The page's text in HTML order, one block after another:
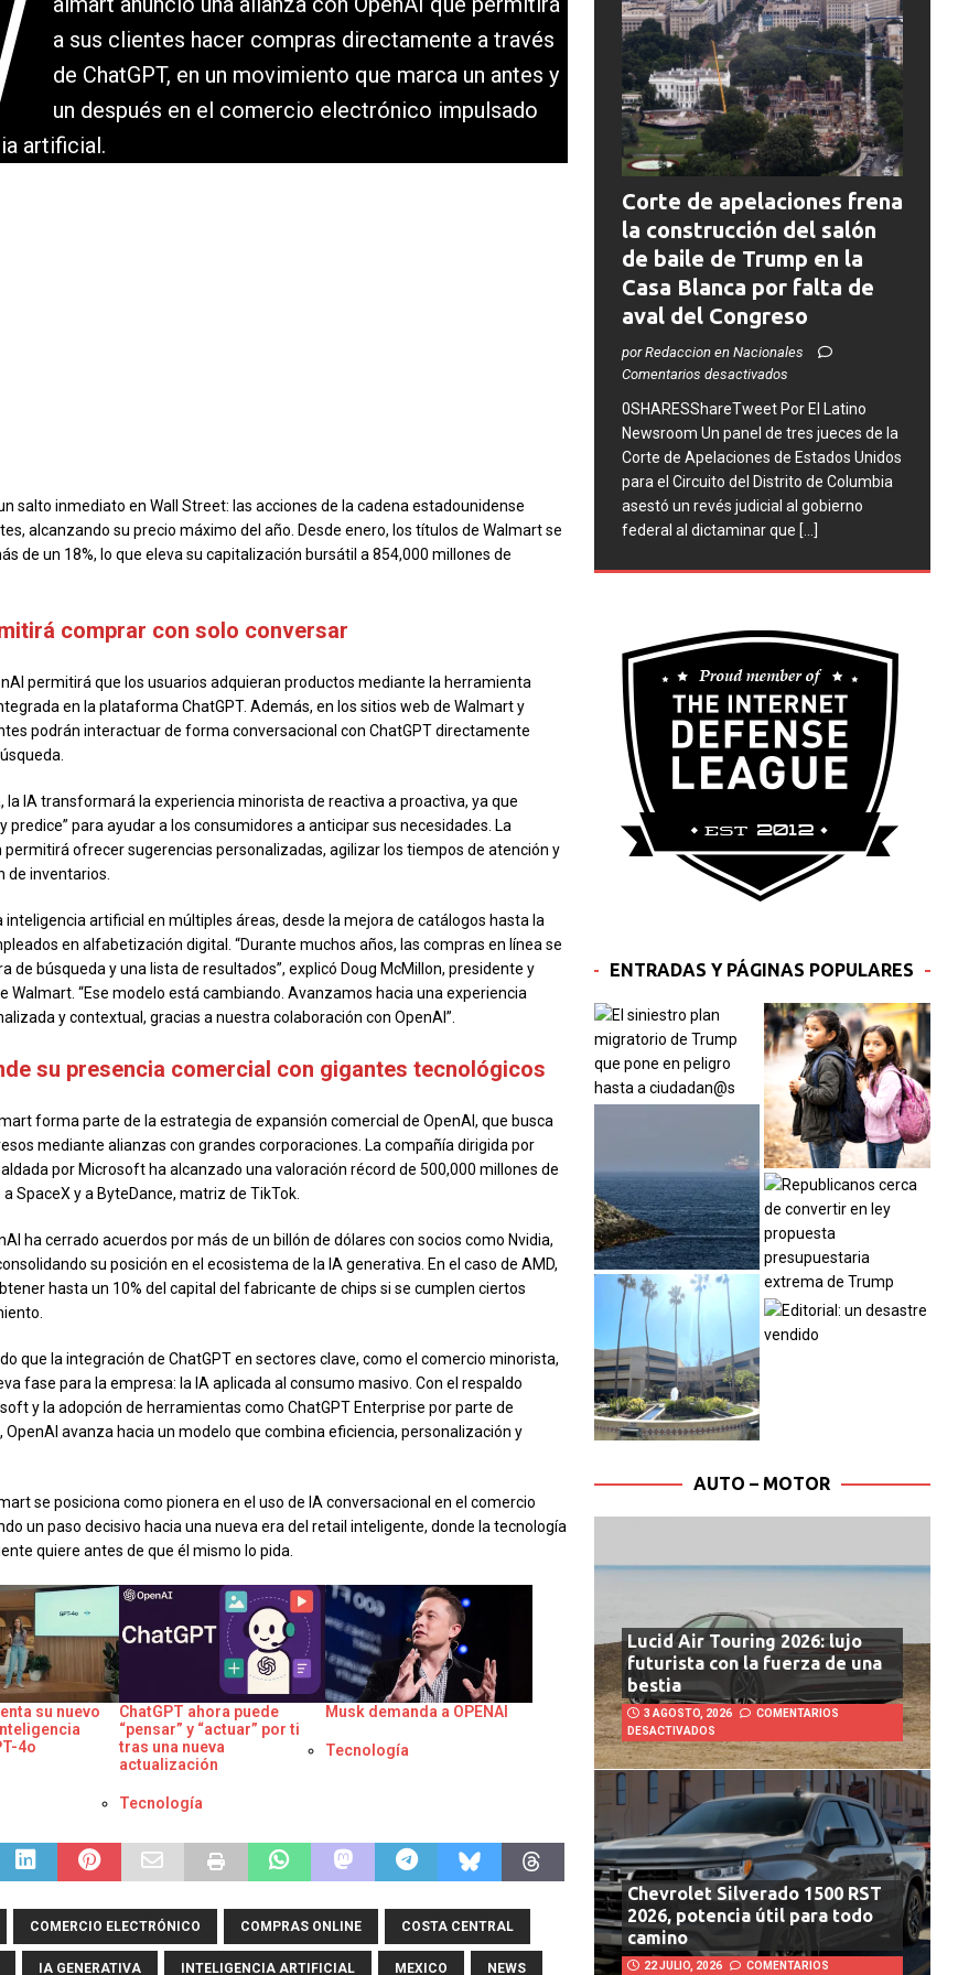
a sus clientes hacer compras directamente a través
de ChatGPT, en un movimiento que marca un antes y
un después en el comercio electrónico impulsado
artificial.
salto inmediato en Wall Street: las acciones de la cadena estadounidense
alcanzando su precio máximo del año. Desde enero, los títulos de Walmart se
de un 18%, lo que eleva su capitalización bursátil a 854,000 millones de
comprar con solo conversar
permitirá que los usuarios adquieran productos mediante la herramienta
en la plataforma ChatGPT. Además, en los sitios web de Walmart y
podrán interactuar de forma conversacional con ChatGPT directamente
la IA transformará la experiencia minorista de reactiva a proactiva, ya que
predice” para ayudar a los consumidores a anticipar sus necesidades. La
ofrecer sugerencias personalizadas, agilizar los tiempos de atención y
de inventarios.
inteligencia artificial en múltiples áreas, desde la mejora de catálogos hasta la
en alfabetización digital. “Durante muchos años, las compras en línea se
de búsqueda y una lista de resultados”, explicó Doug McMillon, presidente y
Walmart. “Ese modelo está cambiando. Avanzamos hacia una experiencia
y contextual, gracias a nuestra colaboración con OpenAI”.
su presencia comercial con gigantes tecnológicos
forma parte de la estrategia de expansión comercial de OpenAI, que busca
mediante alianzas con grandes corporaciones. La compañía dirigida por
por Microsoft ha alcanzado una valoración récord de 500,000 millones de
SpaceX y a ByteDance, matriz de TikTok.
ha cerrado acuerdos por más de un billón de dólares con socios como Nvidia,
su posición en el ecosistema de la IA generativa. En el caso de AMD,
hasta un 10% del capital del fabricante de chips si se cumplen ciertos
que la integración de ChatGPT en sectores clave, como el comercio minorista,
fase para la empresa: la IA aplicada al consumo masivo. Con el respaldo
y la adopción de herramientas como ChatGPT Enterprise por parte de
OpenAI avanza hacia un modelo que combina eficiencia, personalización y
se posiciona como pionera en el uso de IA conversacional en el comercio
un paso decisivo hacia una nueva era del retail inteligente, donde la tecnología
quiere antes de que él mismo lo pida.
su nuevo
4o
ChatGPT ahora puede
“pensar” y “actuar” por ti
tras una nueva
actualización
Respecto a
Tecnología
Musk demanda a OPENAI
Respecto a
Tecnología
COMERCIO ELECTRÓNICO COMPRAS ONLINE COSTA CENTRAL
IA GENERATIVA INTELIGENCIA ARTIFICIAL MEXICO NEWS
Corte de apelaciones frena
la construcción del salón
de baile de Trump en la
Casa Blanca por falta de
aval del Congreso
por Redaccion en Nacionales
Comentarios desactivados
0SHARESShareTweet ​Por El Latino
Newsroom Un panel de tres jueces de la
Corte de Apelaciones de Estados Unidos
para el Circuito del Distrito de Columbia
asestó un revés judicial al gobierno
federal al dictaminar que [...]
ENTRADAS Y PÁGINAS POPULARES
AUTO – MOTOR
Lucid Air Touring 2026: lujo
futurista con la fuerza de una
bestia
3 AGOSTO, 2026
COMENTARIOS
DESACTIVADOS
Chevrolet Silverado 1500 RST
2026, potencia útil para todo
camino
22 JULIO, 2026 COMENTARIOS